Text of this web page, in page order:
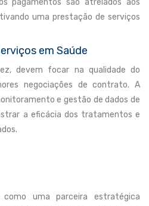
pagamentos são atrelados aos
uma prestação de serviços
em Saúde
devem focar na qualidade do
negociações de contrato. A
e gestão de dados de
a eficácia dos tratamentos e
como uma parceira estratégica